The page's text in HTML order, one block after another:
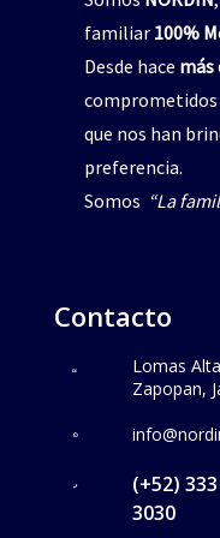
familiar 100%
Desde hace más
comprometidos
que nos han
preferencia.
Somos “La
Contacto
Lomas
Zapopan,
(+52)
3030